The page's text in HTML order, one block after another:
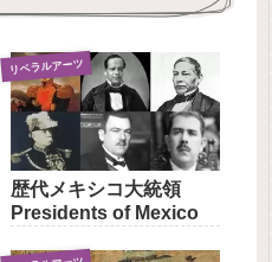
リベラルアーツ
歴代メキシコ大統領
Presidents of Mexico